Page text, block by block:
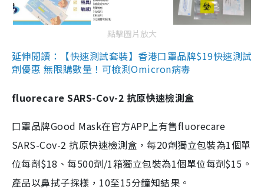
點擊圖片放大
延伸閱讀：【快速測試套裝】香港口罩品牌$19快速測試
劑優惠 無限購數量！可檢測Omicron病毒
fluorecare SARS-Cov-2 抗原快速檢測盒
口罩品牌Good Mask在官方APP上有售fluorecare
SARS-Cov-2 抗原快速檢測盒，每20劑獨立包裝為1個單
位每劑$18、每500劑/1箱獨立包裝為1個單位每劑$15。
產品以鼻拭子採樣，10至15分鐘知結果。